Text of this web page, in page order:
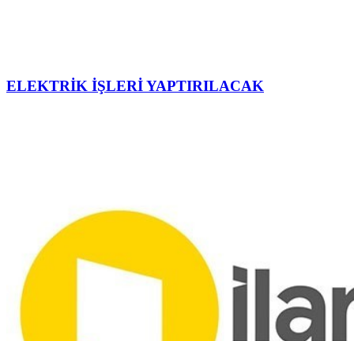
ELEKTRİK İŞLERİ YAPTIRILACAK